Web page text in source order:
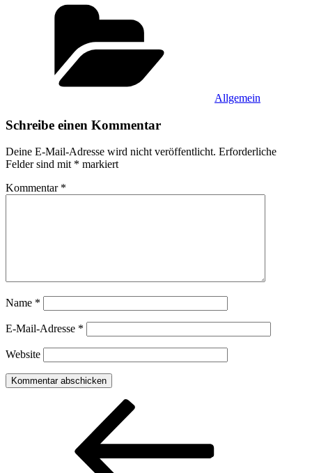
Allgemein
Schreibe einen Kommentar
Deine E-Mail-Adresse wird nicht veröffentlicht. Erforderliche
Felder sind mit * markiert
Kommentar *
Name *
E-Mail-Adresse *
Website
Beitragsnavigation